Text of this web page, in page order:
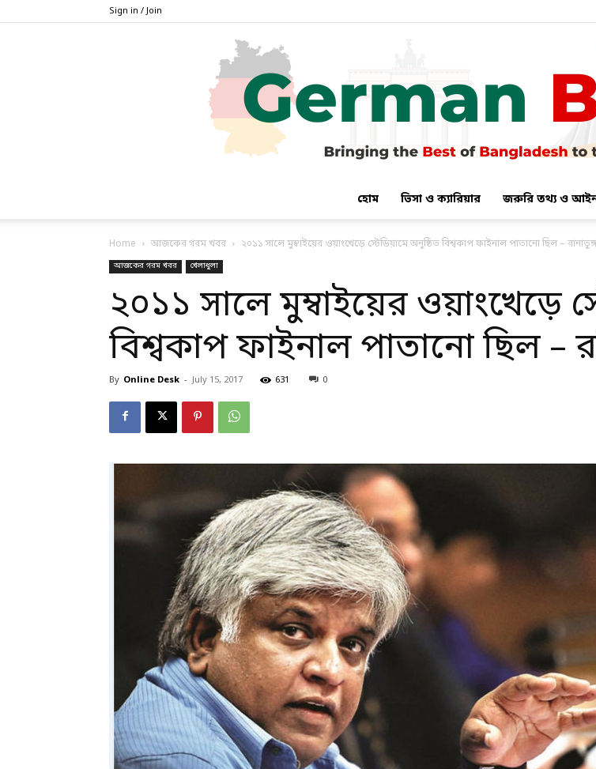
Sign in / Join
Bangla
হোম ভিসা ও ক্যারিয়ার জরুরি তথ্য ও
Home আজকের গরম খবর ২০১১ সালে মুম্বাইয়ের ওয়াংখেড়ে স্টেডিয়ামে অনুষ্ঠিত বিশ্বকাপ ফাইনাল পাতানো ছিল –
আজকের গরম খবর খেলাধুলা
২০১১ সালে মুম্বাইয়ের ওয়াংখেড়ে
বিশ্বকাপ ফাইনাল পাতানো ছিল –
By Online Desk - July 15, 2017 631 0